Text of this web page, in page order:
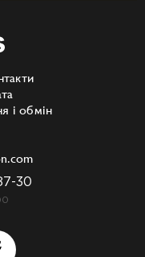
і обмін
30